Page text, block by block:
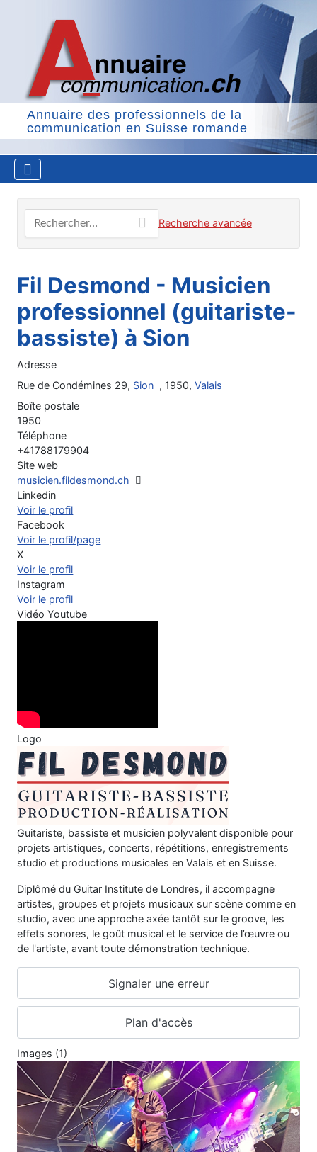
Annuaire des professionnels de la
communication en Suisse romande
Recherche avancée
Fil Desmond - Musicien
professionnel (guitariste-
bassiste) à Sion
Adresse
Rue de Condémines 29, Sion , 1950,Valais
Boîte postale
1950
Téléphone
+41788179904
Site web
musicien.fildesmond.ch
Linkedin
Voir le profil
Facebook
Voir le profil/page
X
Voir le profil
Instagram
Voir le profil
Vidéo Youtube
Logo
Guitariste, bassiste et musicien polyvalent disponible pour
projets artistiques, concerts, répétitions, enregistrements
studio et productions musicales en Valais et en Suisse.
Diplômé du Guitar Institute de Londres, il accompagne
artistes, groupes et projets musicaux sur scène comme en
studio, avec une approche axée tantôt sur le groove, les
effets sonores, le goût musical et le service de l’œuvre ou
de l'artiste, avant toute démonstration technique.
Signaler une erreur
Plan d'accès
Images (1)